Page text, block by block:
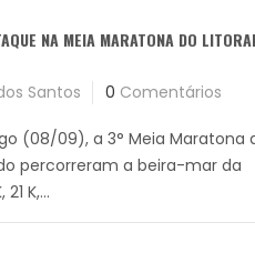
NA MEIA MARATONA DO
Santos 0 Comentários
(08/09), a 3° Meia Maratona
percorreram a beira-mar da
K,...